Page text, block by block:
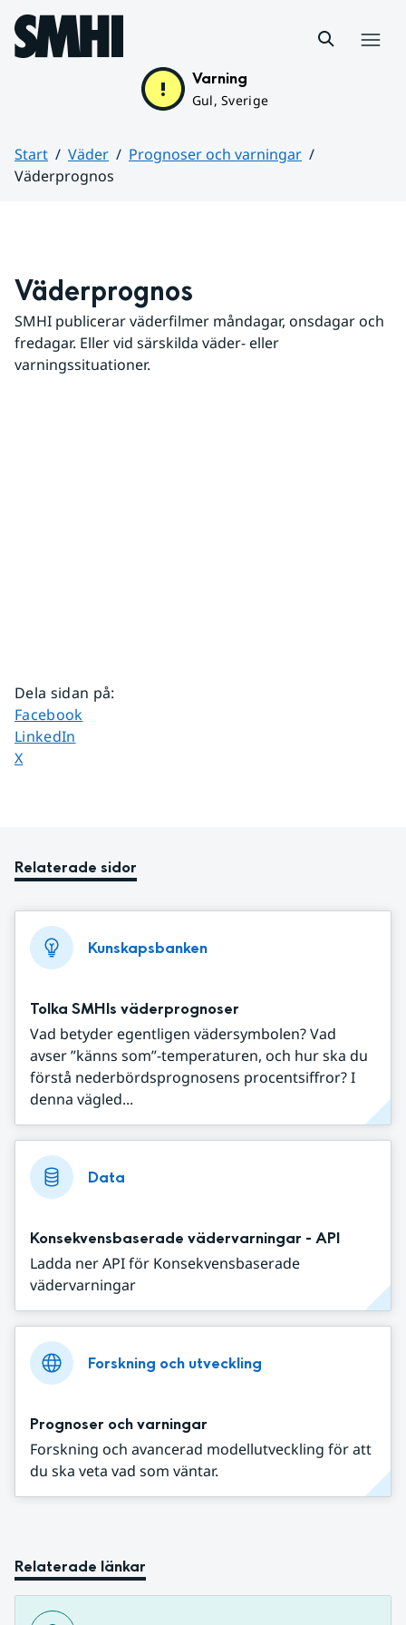
Hoppa till sidans innehåll
Varning
Gul, Sverige
Start Väder
Prognoser och varningar
Väderprognos
Väderprognos
SMHI publicerar väderfilmer måndagar, onsdagar och
fredagar. Eller vid särskilda väder- eller
varningssituationer.
Dela sidan på:
Dela sidan på
Facebook
Dela sidan på
LinkedIn
Dela sidan på
X
Relaterade sidor
Kunskapsbanken
Tolka SMHIs väderprognoser
Vad betyder egentligen vädersymbolen? Vad
avser ”känns som”-temperaturen, och hur ska du
förstå nederbördsprognosens procentsiffror? I
denna vägled...
Data
Konsekvensbaserade vädervarningar - API
Ladda ner API för Konsekvensbaserade
vädervarningar
Forskning och utveckling
Prognoser och varningar
Forskning och avancerad modellutveckling för att
du ska veta vad som väntar.
Relaterade länkar